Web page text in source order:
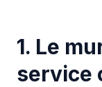
1. Le
service